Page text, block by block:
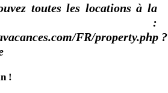
toutes les locations à la
:
FR/property.php ?
!